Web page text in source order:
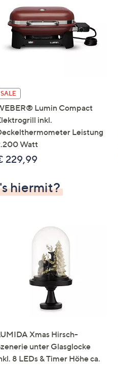
SALE
Lumin Compact
inkl.
Leistung
Watt
229,99
hiermit?
Xmas Hirsch-
unter Glasglocke
8 LEDs & Timer Höhe ca.